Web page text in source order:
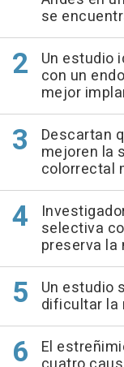
se
Un estudio
con un
mejor
Descartan
mejoren la
colorrectal
selectiva
preserva la
Un estudio
dificultar la
El